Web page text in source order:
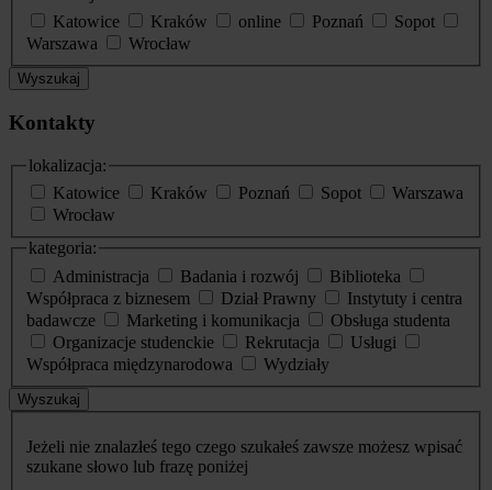
Katowice
Kraków online Poznań
Sopot
Warszawa
Wrocław
Wyszukaj
Kontakty
lokalizacja:
Katowice
Kraków Poznań Sopot
Warszawa
Wrocław
kategoria:
Administracja
Badania i rozwój
Biblioteka
Współpraca z biznesem
Dział Prawny
Instytuty i centra
badawcze
Marketing i komunikacja
Obsługa studenta
Organizacje studenckie
Rekrutacja
Usługi
Współpraca międzynarodowa
Wydziały
Wyszukaj
Jeżeli nie znalazłeś tego czego szukałeś zawsze możesz wpisać
szukane słowo lub frazę poniżej